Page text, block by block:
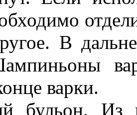
В
варки.
бульон. Из